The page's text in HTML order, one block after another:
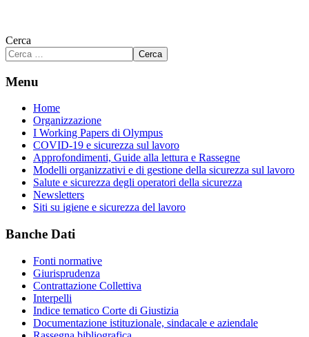
Cerca
Cerca
Menu
Home
Organizzazione
I Working Papers di Olympus
COVID-19 e sicurezza sul lavoro
Approfondimenti, Guide alla lettura e Rassegne
Modelli organizzativi e di gestione della sicurezza sul lavoro
Salute e sicurezza degli operatori della sicurezza
Newsletters
Siti su igiene e sicurezza del lavoro
Banche Dati
Fonti normative
Giurisprudenza
Contrattazione Collettiva
Interpelli
Indice tematico Corte di Giustizia
Documentazione istituzionale, sindacale e aziendale